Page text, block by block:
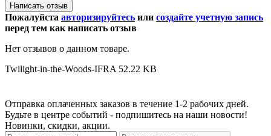
Написать отзыв
Пожалуйста авторизируйтесь или создайте учетную запись
перед тем как написать отзыв
Нет отзывов о данном товаре.
Twilight-in-the-Woods-IFRA 52.22 KB
Отправка оплаченных заказов в течение 1-2 рабочих дней.
Будьте в центре событий - подпишитесь на наши новости!
Новинки, скидки, акции.